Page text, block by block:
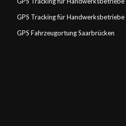
GPS Tracking für Handwerksbetriebe
GPS Fahrzeugortung Saarbrücken